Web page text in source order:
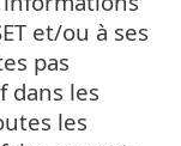
et/ou à ses
pas
dans les
les